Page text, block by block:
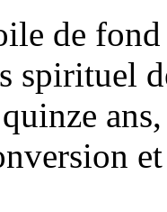
de
spirituel